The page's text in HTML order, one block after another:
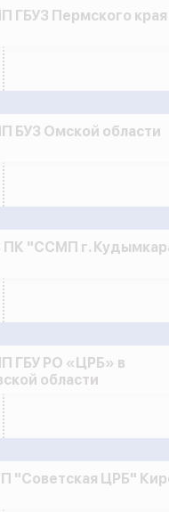
"Советская ЦРБ"
ГБУ РО «ЦРБ» в
области
ПК "ССМП г.
БУЗ Омской области
ГБУЗ Пермского края